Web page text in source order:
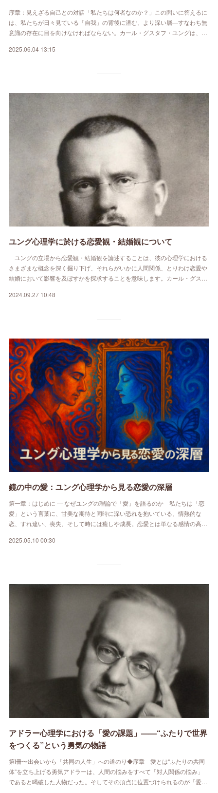
序章：見えざる自己との対話「私たちは何者なのか？」この問いに答えるに
は、私たちが日々見ている「自我」の背後に潜む、より深い層—すなわち無
意識の存在に目を向けなければならない。カール・グスタフ・ユングは、…
2025.06.04 13:15
ユング心理学に於ける恋愛観・結婚観について
ユングの立場から恋愛観・結婚観を論述することは、彼の心理学における
さまざまな概念を深く掘り下げ、それらがいかに人間関係、とりわけ恋愛や
結婚において影響を及ぼすかを探求することを意味します。カール・グス…
2024.09.27 10:48
鏡の中の愛：ユング心理学から見る恋愛の深層
第一章：はじめに ― なぜユングの理論で「愛」を語るのか 私たちは「恋
愛」という言葉に、甘美な期待と同時に深い恐れを抱いている。情熱的な
恋、すれ違い、喪失、そして時には癒しや成長。恋愛とは単なる感情の高…
2025.05.10 00:30
アドラー心理学における「愛の課題」——“ふたりで世界
をつくる”という勇気の物語
第Ⅰ冊〜出会いから「共同の人生」への道のり◆序章 愛とは“ふたりの共同
体”を立ち上げる勇気アドラーは、人間の悩みをすべて「対人関係の悩み」
であると喝破した人物だった。そしてその頂点に位置づけられるのが「愛…